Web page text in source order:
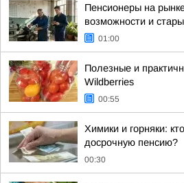
Пенсионеры на
возможности и
01:00
Полезные и
Wildberries
00:55
Химики и горняки:
досрочную пенсию?
00:30